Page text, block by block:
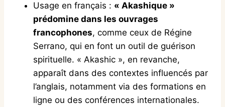
Usage en français : « Akashique »
prédomine dans les ouvrages
francophones, comme ceux de Régine
Serrano, qui en font un outil de guérison
spirituelle. « Akashic », en revanche,
apparaît dans des contextes influencés par
l’anglais, notamment via des formations en
ligne ou des conférences internationales.